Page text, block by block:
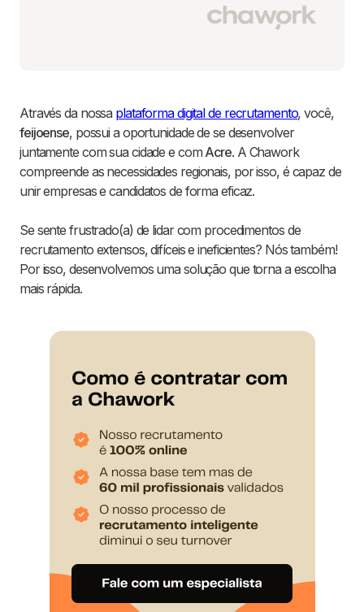
Através da nossa plataforma digital de recrutamento, você,
feijoense, possui a oportunidade de se desenvolver
juntamente com sua cidade e com Acre. A Chawork
compreende as necessidades regionais, por isso, é capaz de
unir empresas e candidatos de forma eficaz.
Se sente frustrado(a) de lidar com procedimentos de
recrutamento extensos, difíceis e ineficientes? Nós também!
Por isso, desenvolvemos uma solução que torna a escolha
mais rápida.